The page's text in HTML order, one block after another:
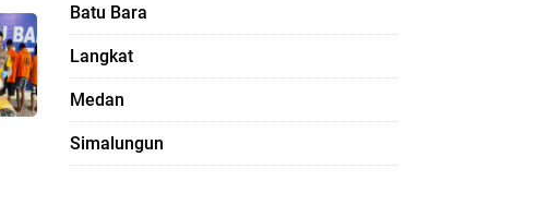
Batu Bara
Langkat
Medan
Simalungun